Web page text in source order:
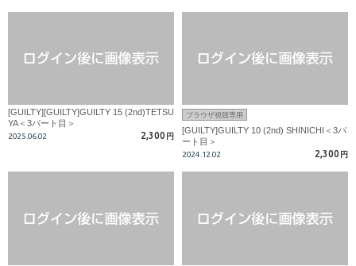
[GUILTY][GUILTY]GUILTY 15 (2nd)TETSU
YA＜3パート目＞
2025.06.02 2,300 円
ブラウザ視聴専用
[GUILTY]GUILTY 10 (2nd) SHINICHI＜3パ
ート目＞
2024.12.02 2,300 円